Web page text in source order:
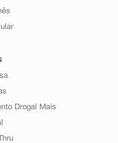
Drogal Mais